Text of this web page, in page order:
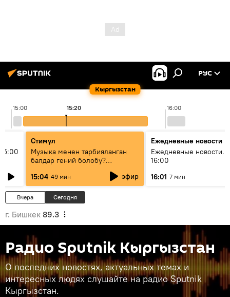
Кыргызстан
РУС
15:00 16:00
15:20
Стимул
Музыка менен тарбияланган
балдар гений болобу?
Кыргыздын жашоосунда
музыканын орду
15:04 49 мин эфир
Ежедневные новости
Ежедневные новости.
16:00
16:01 7 мин
Вчера Сегодня
г. Бишкек 89.3
Радио Sputnik Кыргызстан
О последних новостях, актуальных темах и
интересных людях слушайте на радио Sputnik
Кыргызстан.